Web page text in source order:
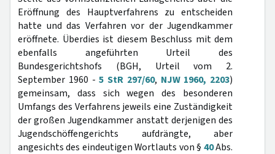
Eröffnung des Hauptverfahrens zu entscheiden
hatte und das Verfahren vor der Jugendkammer
eröffnete. Überdies ist diesem Beschluss mit dem
ebenfalls angeführten Urteil des
Bundesgerichtshofs (BGH, Urteil vom 2.
September 1960 -5 StR 297/60, NJW 1960, 2203)
gemeinsam, dass sich wegen des besonderen
Umfangs des Verfahrens jeweils eine Zuständigkeit
der großen Jugendkammer anstatt derjenigen des
Jugendschöffengerichts aufdrängte, aber
angesichts des eindeutigen Wortlauts von § 40Abs.